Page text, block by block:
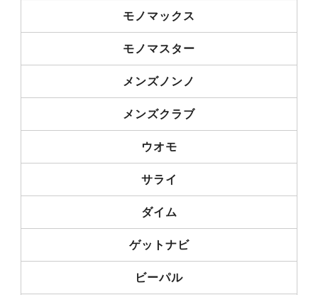
モノマックス
モノマスター
メンズノンノ
メンズクラブ
ウオモ
サライ
ダイム
ゲットナビ
ビーパル